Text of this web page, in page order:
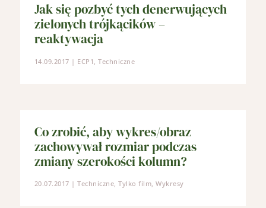
Jak się pozbyć tych denerwujących
zielonych trójkącików –
reaktywacja
14.09.2017 | ECP1 ,Techniczne
Co zrobić, aby wykres/obraz
zachowywał rozmiar podczas
zmiany szerokości kolumn?
20.07.2017 |Techniczne,Tylko film,Wykresy